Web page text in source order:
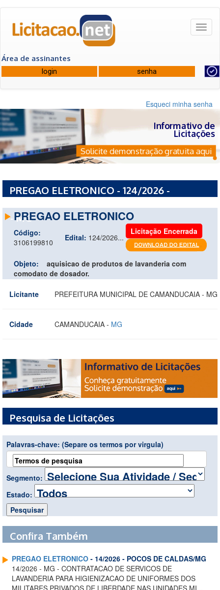
Área de assinantes
Esqueci minha senha
Informativo de
Licitações
Solicite demonstração gratuita aqui
PREGAO ELETRONICO - 124/2026 -
- MG
PREGAO ELETRONICO
Código:
3106199810
Edital: 124/2026...
Licitação Encerrada
Objeto:
aquisicao de produtos de lavanderia com
comodato de dosador.
Licitante PREFEITURA MUNICIPAL DE CAMANDUCAIA - MG
Cidade CAMANDUCAIA - MG
Pesquisa de Licitações
Palavras-chave: (Separe os termos por virgula)
Segmento:
Estado:
Confira Também
PREGAO ELETRONICO - 14/2026 - POCOS DE CALDAS/MG
14/2026 - MG - CONTRATACAO DE SERVICOS DE
LAVANDERIA PARA HIGIENIZACAO DE UNIFORMES DOS